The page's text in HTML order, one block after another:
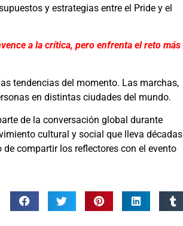
y estrategias entre el Pride y el
a la crítica, pero enfrenta el reto más
tendencias del momento. Las marchas,
en distintas ciudades del mundo.
de la conversación global durante
cultural y social que lleva décadas
compartir los reflectores con el evento